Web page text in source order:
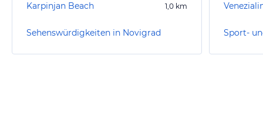
Karpinjan Beach 1,0 km
Sehenswürdigkeiten in Novigrad